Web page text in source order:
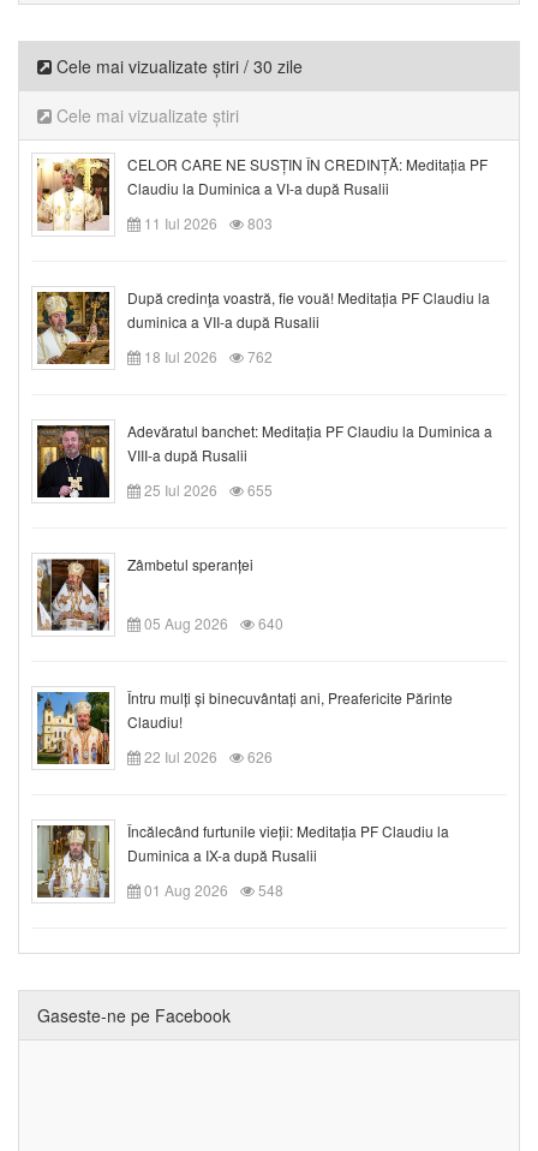
Cele mai vizualizate știri / 30 zile
Cele mai vizualizate știri
CELOR CARE NE SUSȚIN ÎN CREDINȚĂ: Meditația PF
Claudiu la Duminica a VI-a după Rusalii
11 Iul 2026
803
După credinţa voastră, fie vouă! Meditația PF Claudiu la
duminica a VII-a după Rusalii
18 Iul 2026
762
Adevăratul banchet: Meditația PF Claudiu la Duminica a
VIII-a după Rusalii
25 Iul 2026
655
Zâmbetul speranței
05 Aug 2026 640
Întru mulți și binecuvântați ani, Preafericite Părinte
Claudiu!
22 Iul 2026
626
Încălecând furtunile vieții: Meditația PF Claudiu la
Duminica a IX-a după Rusalii
01 Aug 2026
548
Gaseste-ne pe Facebook